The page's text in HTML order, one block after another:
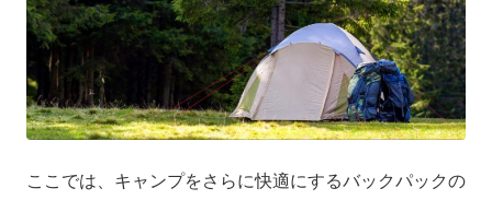
ここでは、キャンプをさらに快適にするバックパックの